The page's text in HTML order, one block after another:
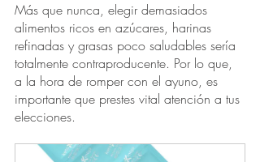
Más que nunca, elegir demasiados
alimentos ricos en azúcares, harinas
refinadas y grasas poco saludables sería
totalmente contraproducente. Por lo que,
a la hora de romper con el ayuno, es
importante que prestes vital atención a tus
elecciones.